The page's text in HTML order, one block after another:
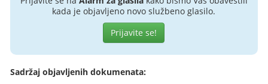
kada je objavljeno novo službeno glasilo.
Prijavite se!
Sadržaj objavljenih dokumenata: